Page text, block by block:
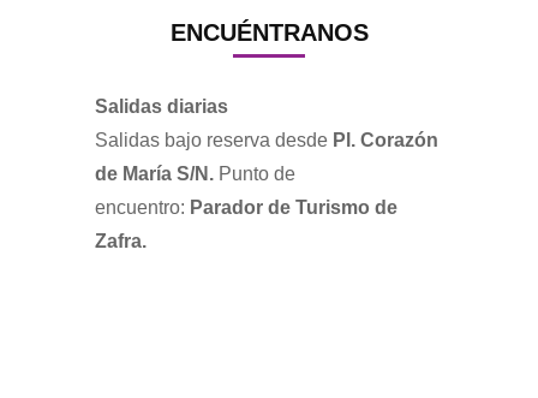
ENCUÉNTRANOS
Salidas diarias
Salidas bajo reserva desde Pl. Corazón
de María S/N. Punto de
encuentro: Parador de Turismo de
Zafra.